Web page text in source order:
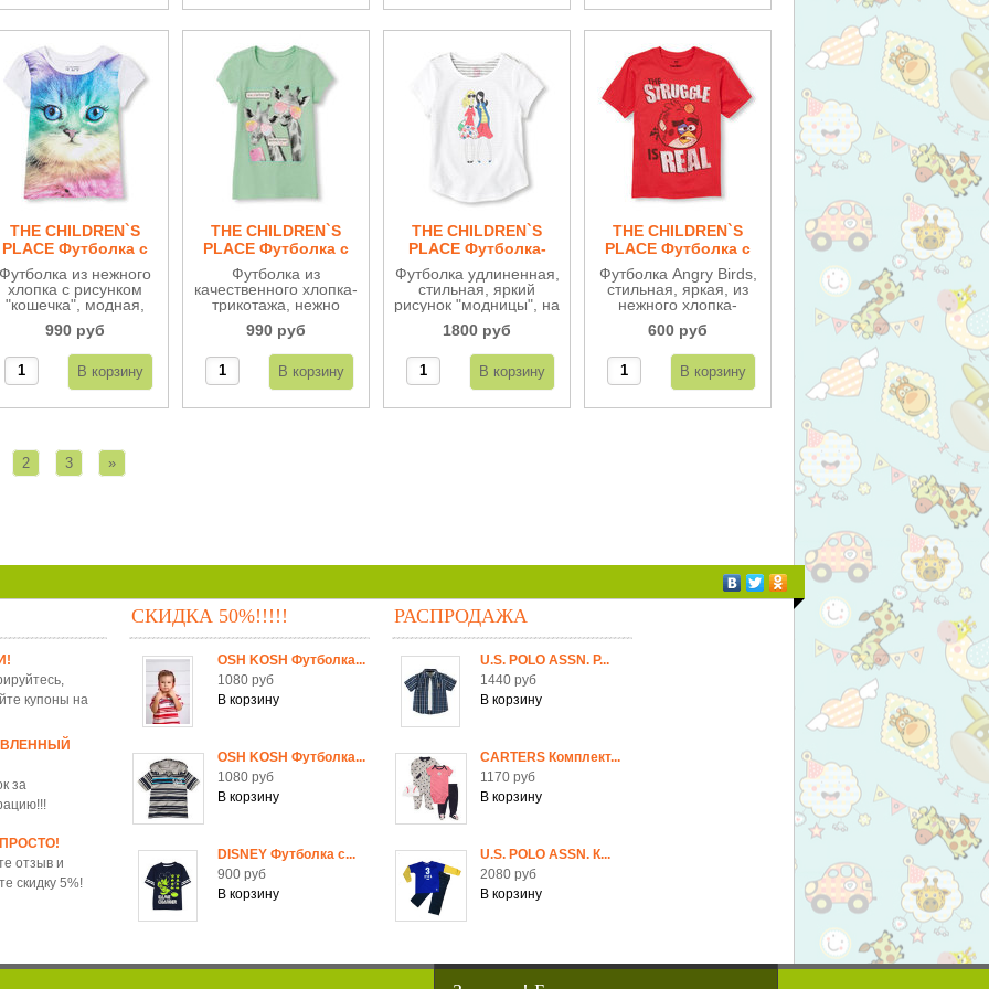
Идеально для
школы.
стирок. Идеально для
школы.
THE CHILDREN`S
PLACE Футболка с
кошечкой ДВ92
Футболка из нежного
хлопка c рисунком
"кошечка", модная,
удобная.
990 руб
THE CHILDREN`S
PLACE Футболка с
жирафами ДВ92
Футболка из
качественного хлопка-
трикотажа, нежно
рисунок "модные
жирафы".
990 руб
THE CHILDREN`S
PLACE Футболка-
туника ДВ93
Футболка удлиненная,
стильная, яркий
рисунок "модницы", на
нежного хлопка-
трикотажа. Очень
стильная и удобная.
1800 руб
THE CHILDREN`S
PLACE Футболка c
Энгри Бердс МВ110
Футболка Angry Birds,
стильная, яркая, из
нежного хлопка-
600 руб
2 3 »
купоны на
за
отзыв и
скидку 5%!
СКИДКА 50%!!!!!
OSH KOSH Футболка...
1080 руб
OSH KOSH Футболка...
1080 руб
DISNEY Футболка c...
900 руб
РАСПРОДАЖА
U.S. POLO ASSN. Р...
1440 руб
CARTERS Комплект...
1170 руб
U.S. POLO ASSN. К...
2080 руб